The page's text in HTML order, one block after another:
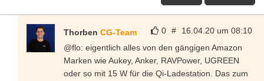
0 # 16.04.20 um 08:10
Thorben CG-Team
@flo: eigentlich alles von den gängigen Amazon
Marken wie Aukey, Anker, RAVPower, UGREEN
oder so mit 15 W für die Qi-Ladestation. Das zum